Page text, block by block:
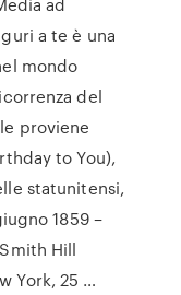
a te è una
mondo
del
proviene
to You),
statunitensi,
1859 –
Hill
York, 25 …